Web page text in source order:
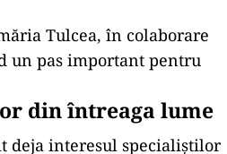
Tulcea, în colaborare
un pas important pentru
din întreaga lume
deja interesul specialiștilor